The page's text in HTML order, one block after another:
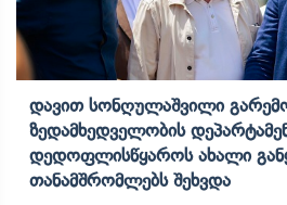
Დავით Სონღულაშვილი
Ზედამხედველობის
Დედოფლისწყაროს Ახალი
Თანამშრომლებს Შეხვდა